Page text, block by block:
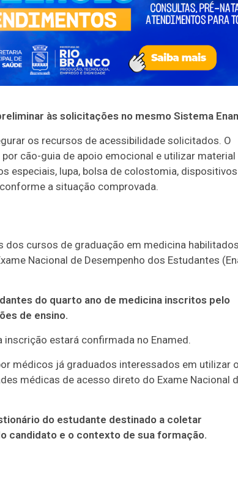
às solicitações no mesmo Sistema
os recursos de acessibilidade solicitados. O
cão-guia de apoio emocional e utilizar material
especiais, lupa, bolsa de colostomia, dispositivos
a situação comprovada.
cursos de graduação em medicina
Nacional de Desempenho dos Estudantes
do quarto ano de medicina inscritos pelo
de ensino.
estará confirmada no Enamed.
médicos já graduados interessados em utilizar
médicas de acesso direto do Exame Nacional
do estudante destinado a coletar
candidato e o contexto de sua formação.